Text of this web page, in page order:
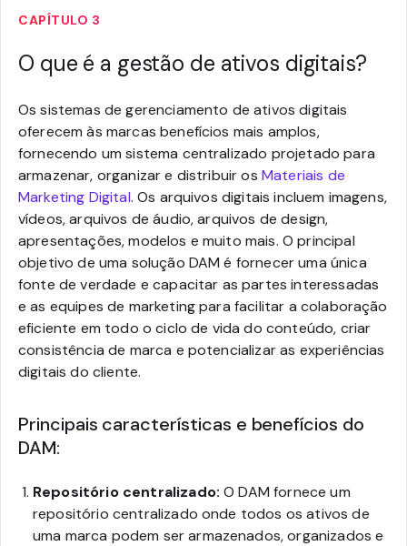
CAPÍTULO 3
O que é a gestão de ativos digitais?
Os sistemas de gerenciamento de ativos digitais
oferecem às marcas benefícios mais amplos,
fornecendo um sistema centralizado projetado para
armazenar, organizar e distribuir os Materiais de
Marketing Digital. Os arquivos digitais incluem imagens,
vídeos, arquivos de áudio, arquivos de design,
apresentações, modelos e muito mais. O principal
objetivo de uma solução DAM é fornecer uma única
fonte de verdade e capacitar as partes interessadas
e as equipes de marketing para facilitar a colaboração
eficiente em todo o ciclo de vida do conteúdo, criar
consistência de marca e potencializar as experiências
digitais do cliente.
Principais características e benefícios do
DAM:
Repositório centralizado: O DAM fornece um
repositório centralizado onde todos os ativos de
uma marca podem ser armazenados, organizados e